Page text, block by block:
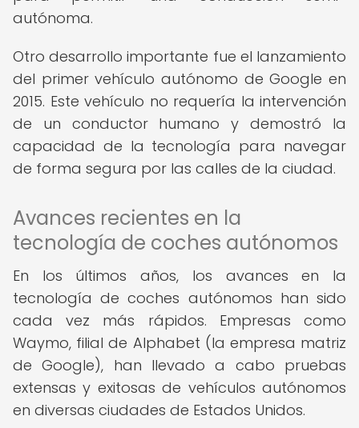
autónoma.
Otro desarrollo importante fue el lanzamiento
del primer vehículo autónomo de Google en
2015. Este vehículo no requería la intervención
de un conductor humano y demostró la
capacidad de la tecnología para navegar
de forma segura por las calles de la ciudad.
Avances recientes en la
tecnología de coches autónomos
En los últimos años, los avances en la
tecnología de coches autónomos han sido
cada vez más rápidos. Empresas como
Waymo, filial de Alphabet (la empresa matriz
de Google), han llevado a cabo pruebas
extensas y exitosas de vehículos autónomos
en diversas ciudades de Estados Unidos.